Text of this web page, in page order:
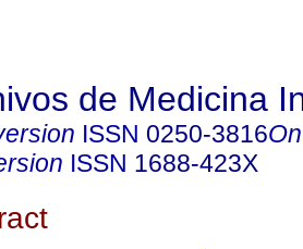
de Medicina
ISSN 0250-3816
ISSN 1688-423X